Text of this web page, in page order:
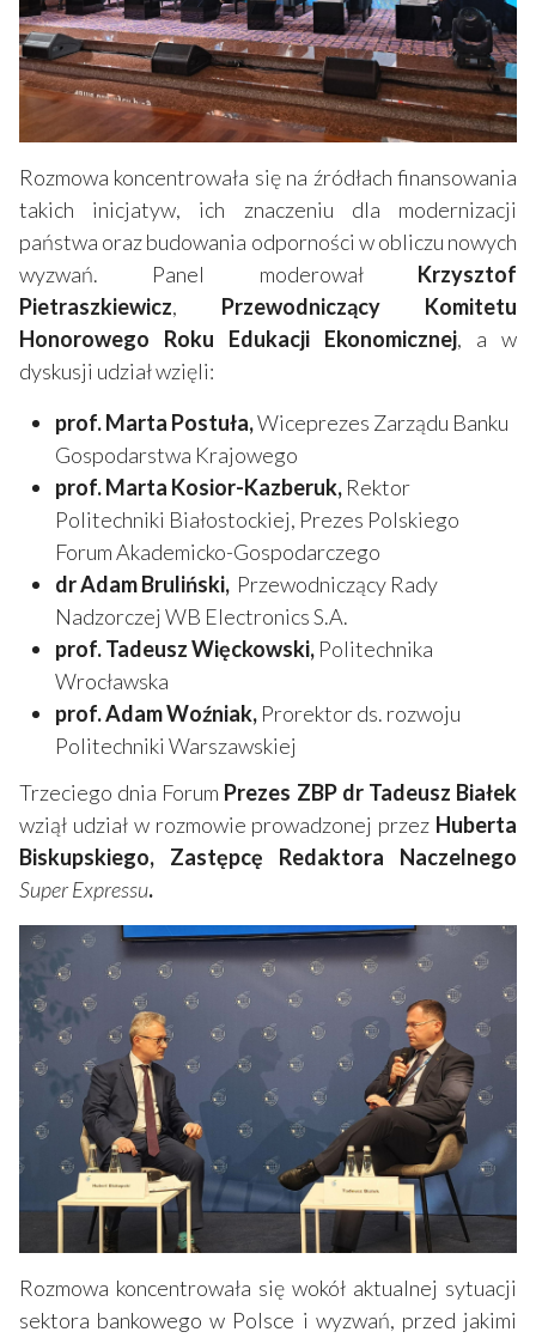
Rozmowa koncentrowała się na źródłach finansowania
takich inicjatyw, ich znaczeniu dla modernizacji
państwa oraz budowania odporności w obliczu nowych
wyzwań. Panel moderował Krzysztof
Pietraszkiewicz, Przewodniczący Komitetu
Honorowego Roku Edukacji Ekonomicznej, a w
dyskusji udział wzięli:
prof. Marta Postuła,Wiceprezes Zarządu Banku
Gospodarstwa Krajowego
prof. Marta Kosior-Kazberuk, Rektor
Politechniki Białostockiej, Prezes Polskiego
Forum Akademicko-Gospodarczego
dr Adam Bruliński, Przewodniczący Rady
Nadzorczej WB Electronics S.A.
prof. Tadeusz Więckowski, Politechnika
Wrocławska
prof. Adam Woźniak, Prorektor ds. rozwoju
Politechniki Warszawskiej
Trzeciego dnia Forum Prezes ZBP dr Tadeusz Białek
wziął udział w rozmowie prowadzonej przez Huberta
Biskupskiego, Zastępcę Redaktora Naczelnego
Super Expressu.
Rozmowa koncentrowała się wokół aktualnej sytuacji
sektora bankowego w Polsce i wyzwań, przed jakimi